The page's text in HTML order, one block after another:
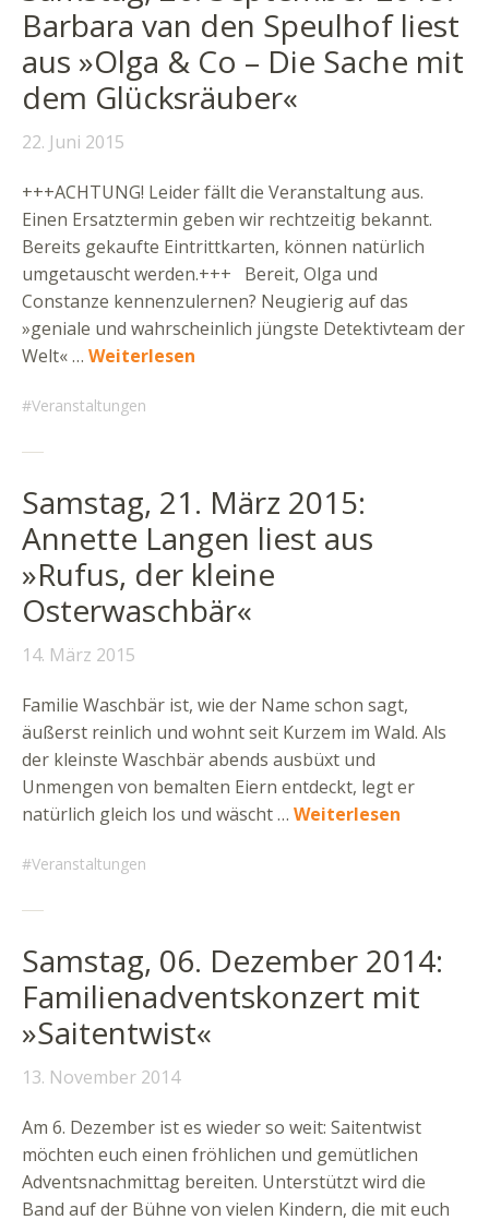
Barbara van den Speulhof liest
aus »Olga & Co – Die Sache mit
dem Glücksräuber«
22. Juni 2015
+++ACHTUNG! Leider fällt die Veranstaltung aus.
Einen Ersatztermin geben wir rechtzeitig bekannt.
Bereits gekaufte Eintrittkarten, können natürlich
umgetauscht werden.+++ Bereit, Olga und
Constanze kennenzulernen? Neugierig auf das
»geniale und wahrscheinlich jüngste Detektivteam der
Welt« … Weiterlesen
Veranstaltungen
Samstag, 21. März 2015:
Annette Langen liest aus
»Rufus, der kleine
Osterwaschbär«
14. März 2015
Familie Waschbär ist, wie der Name schon sagt,
äußerst reinlich und wohnt seit Kurzem im Wald. Als
der kleinste Waschbär abends ausbüxt und
Unmengen von bemalten Eiern entdeckt, legt er
natürlich gleich los und wäscht … Weiterlesen
Veranstaltungen
Samstag, 06. Dezember 2014:
Familienadventskonzert mit
»Saitentwist«
13. November 2014
Am 6. Dezember ist es wieder so weit: Saitentwist
möchten euch einen fröhlichen und gemütlichen
Adventsnachmittag bereiten. Unterstützt wird die
Band auf der Bühne von vielen Kindern, die mit euch